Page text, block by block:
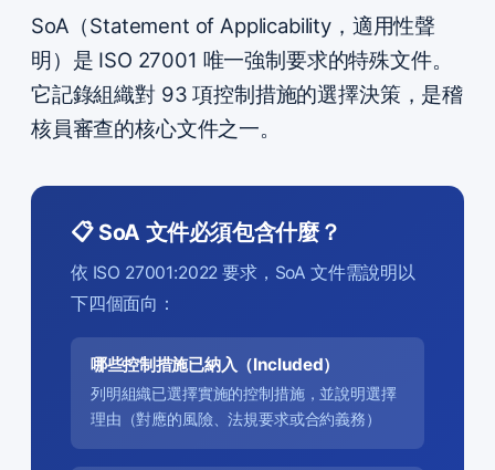
SoA（Statement of Applicability，適用性聲
明）是 ISO 27001 唯一強制要求的特殊文件。
它記錄組織對 93 項控制措施的選擇決策，是稽
核員審查的核心文件之一。
📋 SoA 文件必須包含什麼？
依 ISO 27001:2022 要求，SoA 文件需說明以
下四個面向：
哪些控制措施已納入（Included）
列明組織已選擇實施的控制措施，並說明選擇
理由（對應的風險、法規要求或合約義務）